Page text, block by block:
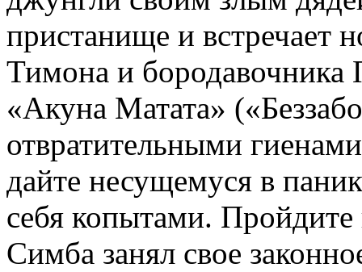
пристанище и встречает
Тимона и
«Акуна Матата»
отвратительными
дайте несущемуся в
себя копытами.
Симба занял свое